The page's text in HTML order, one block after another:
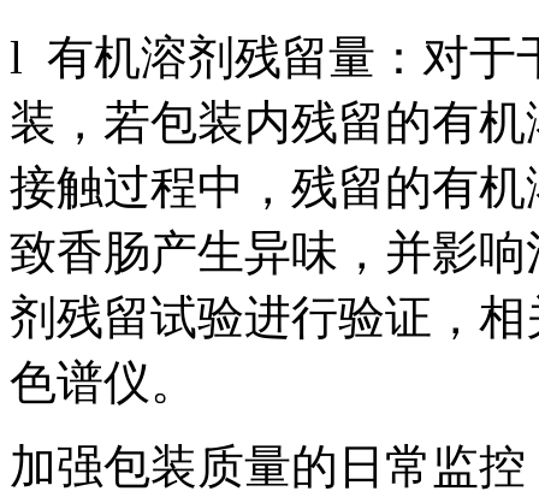
l 有机溶剂残留量：对于
装，若包装内残留的有
接触过程中，残留的有
致香肠产生异味，并影
剂残留试验进行验证，
色谱仪。
加强包装质量的日常监